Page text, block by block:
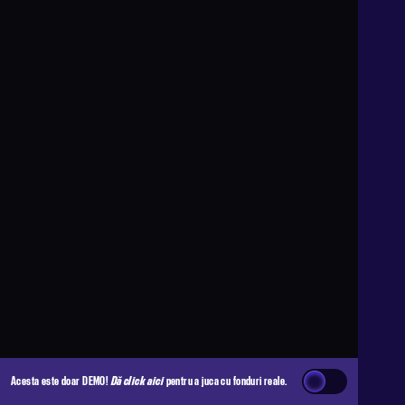
Acesta este doar DEMO!Dă click aicipentru a juca cu fonduri reale.